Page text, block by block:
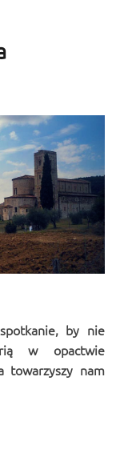
by nie
w opactwie
towarzyszy nam